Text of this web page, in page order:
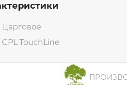
Царговое
CPL TouchLine